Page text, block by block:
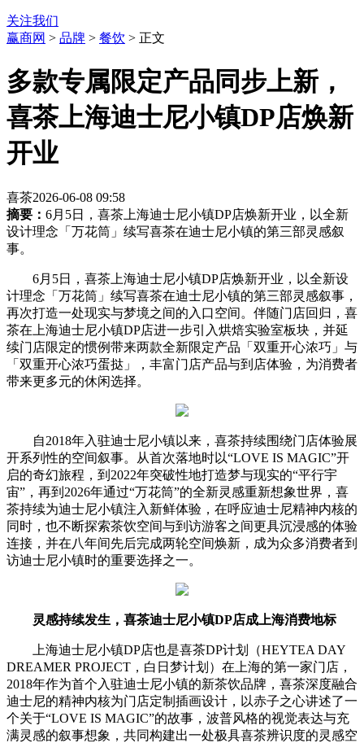
关注我们
赢商网 > 品牌 > 餐饮 > 正文
多款专属限定产品同步上新，
喜茶上海迪士尼小镇DP店焕新
开业
喜茶2026-06-08 09:58
摘要： 6月5日，喜茶上海迪士尼小镇DP店焕新开业，以全新
设计理念「万花筒」续写喜茶在迪士尼小镇的第三部灵感叙
事。
6月5日，喜茶上海迪士尼小镇DP店焕新开业，以全新设
计理念「万花筒」续写喜茶在迪士尼小镇的第三部灵感叙事，
再次打造一处现实与梦境之间的入口空间。伴随门店回归，喜
茶在上海迪士尼小镇DP店进一步引入烘焙实验室板块，并延
续门店限定的惯例带来两款全新限定产品「双重开心浓巧」与
「双重开心浓巧蛋挞」，丰富门店产品与到店体验，为消费者
带来更多元的休闲选择。
自2018年入驻迪士尼小镇以来，喜茶持续围绕门店体验展
开系列性的空间叙事。从首次落地时以“LOVE IS MAGIC”开
启的奇幻旅程，到2022年突破性地打造梦与现实的“平行宇
宙”，再到2026年通过“万花筒”的全新灵感重新想象世界，喜
茶持续为迪士尼小镇注入新鲜体验，在呼应迪士尼精神内核的
同时，也不断探索茶饮空间与到访游客之间更具沉浸感的体验
连接，并在八年间先后完成两轮空间焕新，成为众多消费者到
访迪士尼小镇时的重要选择之一。
灵感持续发生，喜茶迪士尼小镇DP店成上海消费地标
上海迪士尼小镇DP店也是喜茶DP计划（HEYTEA DAY
DREAMER PROJECT，白日梦计划）在上海的第一家门店，
2018年作为首个入驻迪士尼小镇的新茶饮品牌，喜茶深度融合
迪士尼的精神内核为门店定制插画设计，以赤子之心讲述了一
个关于“LOVE IS MAGIC”的故事，波普风格的视觉表达与充
满灵感的叙事想象，共同构建出一处极具喜茶辨识度的灵感空